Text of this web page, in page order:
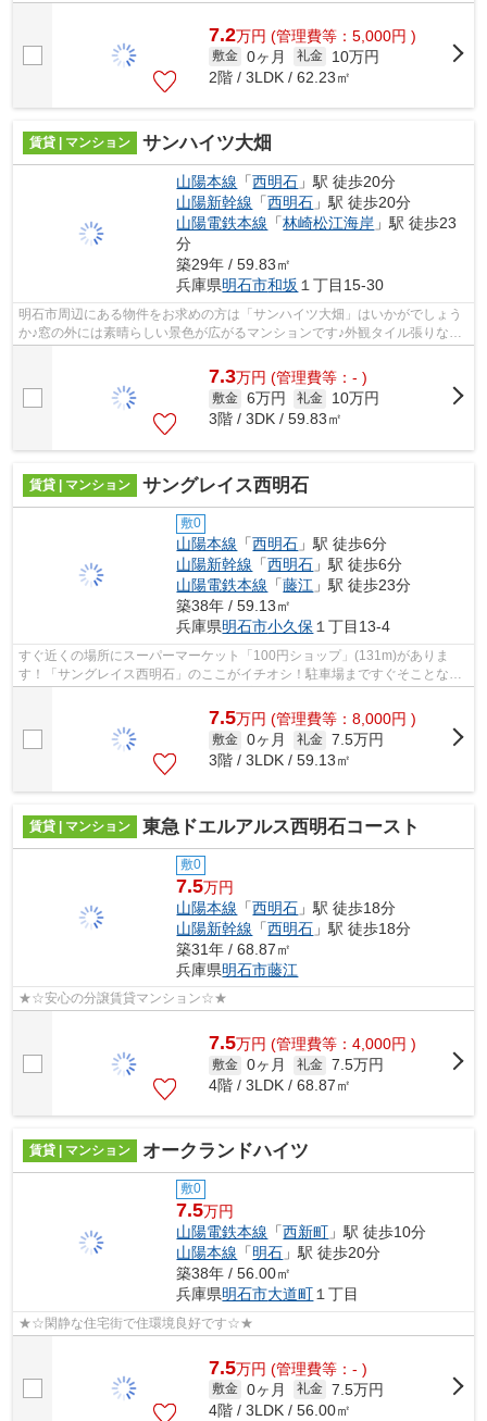
7.2万円 (管理費等：5,000円 )
敷金 0ヶ月 礼金
10万円
2階 / 3LDK / 62.23㎡
賃貸 | マンション サンハイツ大畑
山陽本線 「西明石 」駅 徒歩20分
山陽新幹線 「西明石 」駅 徒歩20分
山陽電鉄本線 「林崎松江海岸 」駅 徒歩23
分
築29年 / 59.83㎡
兵庫県明石市和坂 １丁目15-30
明石市周辺にある物件をお求めの方は「サンハイツ大畑」はいかがでしょう
か♪窓の外には素晴らしい景色が広がるマンションです♪外観タイル張りなの
7.3万円 (管理費等：- )
敷金 6万円 礼金
10万円
3階 / 3DK / 59.83㎡
賃貸 | マンション サングレイス西明石
敷0
山陽本線 「西明石 」駅 徒歩6分
山陽新幹線 「西明石 」駅 徒歩6分
山陽電鉄本線 「藤江 」駅 徒歩23分
築38年 / 59.13㎡
兵庫県明石市小久保 １丁目13-4
すぐ近くの場所にスーパーマーケット「100円ショップ」(131m)がありま
す！「サングレイス西明石」のここがイチオシ！駐車場まですぐそことなっ
ており、おどろきの0mです◎耐久性の高いR...
7.5万円 (管理費等：8,000円 )
敷金 0ヶ月 礼金 7.5万円
3階 / 3LDK / 59.13㎡
賃貸 | マンション 東急ドエルアルス西明石コースト
敷0
7.5万円
山陽本線 「西明石 」駅 徒歩18分
山陽新幹線 「西明石 」駅 徒歩18分
築31年 / 68.87㎡
兵庫県明石市藤江
★☆安心の分譲賃貸マンション☆★
7.5万円 (管理費等：4,000円 )
敷金 0ヶ月 礼金 7.5万円
4階 / 3LDK / 68.87㎡
賃貸 | マンション オークランドハイツ
敷0
7.5万円
山陽電鉄本線 「西新町 」駅 徒歩10分
山陽本線 「明石 」駅 徒歩20分
築38年 / 56.00㎡
兵庫県明石市大道町１丁目
★☆閑静な住宅街で住環境良好です☆★
7.5万円 (管理費等：- )
敷金 0ヶ月 礼金 7.5万円
4階 / 3LDK / 56.00㎡